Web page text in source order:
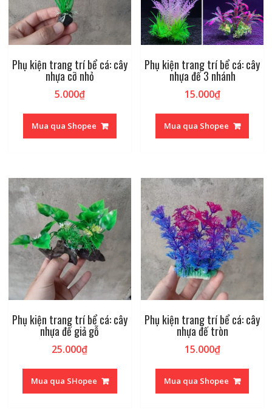
Phụ kiện trang trí bể cá: cây
nhựa cỡ nhỏ
5.000₫
Mua qua Shopee
Phụ kiện trang trí bể cá: cây
nhựa đế 3 nhánh
15.000₫
Mua qua Shopee
Phụ kiện trang trí bể cá: cây
nhựa đế giả gỗ
25.000₫
Mua qua SHopee
Phụ kiện trang trí bể cá: cây
nhựa đế tròn
15.000₫
Mua qua Shopee